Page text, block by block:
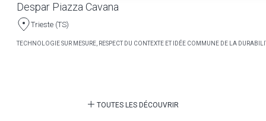
Despar Piazza Cavana
Trieste (TS)
TECHNOLOGIE SUR MESURE, RESPECT DU CONTEXTE ET IDÉE COMMUNE DE LA
TOUTES LES DÉCOUVRIR